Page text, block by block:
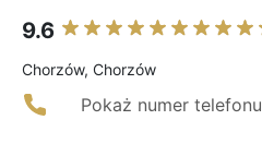
9.6
Chorzów, Chorzów
Pokaż numer telefonu